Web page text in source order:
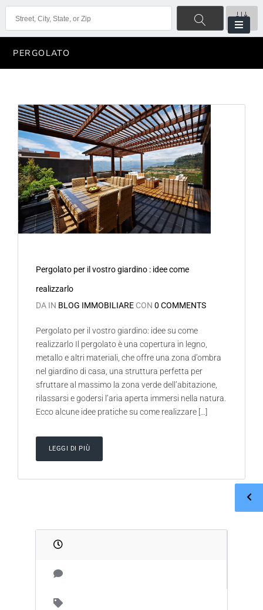
PERGOLATO
Pergolato per il vostro giardino : idee come
realizzarlo
DA IN BLOG IMMOBILIARE CON 0 COMMENTS
Pergolato per il vostro giardino: idee su come
realizzarlo Il pergolato è una copertura in legno,
metallo e altri materiali, che offre una zona d’ombra
nel giardino di casa, una struttura perfetta per
sfruttare al massimo la zona verde dell’abitazione,
rilassarsi e godersi l’aria aperta immersi nella natura.
Ecco alcune idee pratiche su come realizzare […]
LEGGI DI PIÙ